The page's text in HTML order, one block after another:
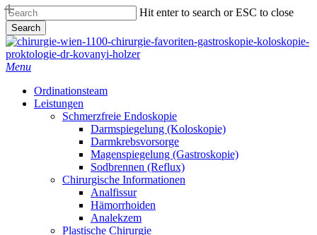
Skip
to
main
content
Hit enter to search or ESC to close
Search
Close
Search
Menu
Ordinationsteam
Leistungen
Schmerzfreie Endoskopie
Darmspiegelung (Koloskopie)
Darmkrebsvorsorge
Magenspiegelung (Gastroskopie)
Sodbrennen (Reflux)
Chirurgische Informationen
Analfissur
Hämorrhoiden
Analekzem
Plastische Chirurgie